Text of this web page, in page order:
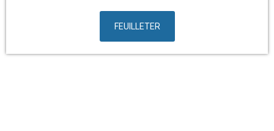
FEUILLETER